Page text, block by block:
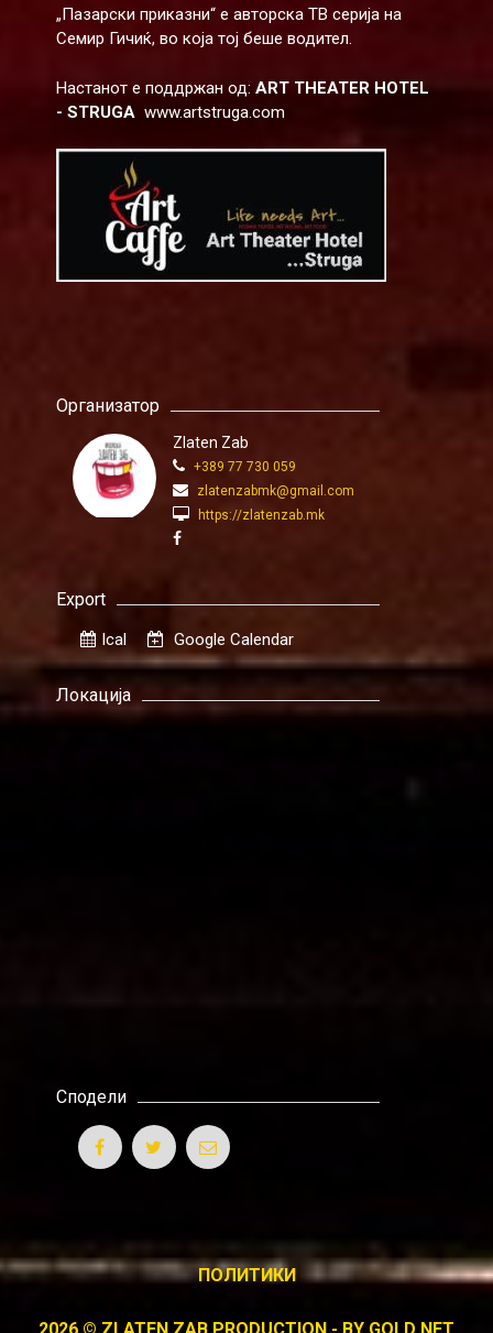
„Пазарски приказни“ е авторска ТВ серија на
Семир Гичиќ, во која тој беше водител.
Настанот е поддржан од: ART THEATER HOTEL
- STRUGAwww.artstruga.com
Организатор
Zlaten Zab
+389 77 730 059
zlatenzabmk@gmail.com
https://zlatenzab.mk
Export
Ical Google Calendar
Локација
Сподели
ПОЛИТИКИ